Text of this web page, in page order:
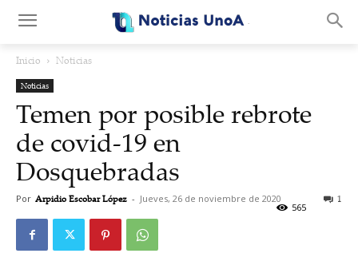
Inicio Noticias
Noticias
Temen por posible rebrote
de covid-19 en
Dosquebradas
Por Arpidio Escobar López - Jueves, 26 de noviembre de 2020 1
565